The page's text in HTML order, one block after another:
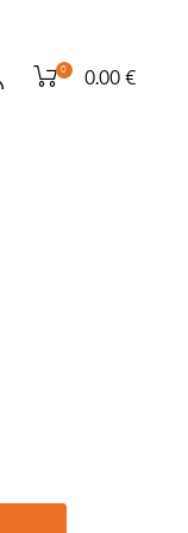
0 0.00 €